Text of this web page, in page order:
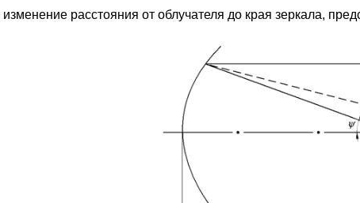
изменение расстояния от облучателя до края зеркала,